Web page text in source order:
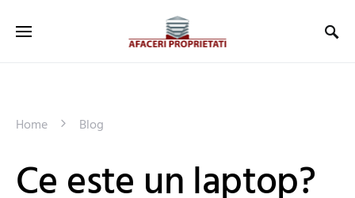
Home Blog
Ce este un laptop?